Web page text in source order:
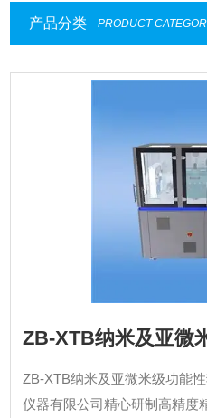
产品分类 PRODUCT
ZB-XTB纳米及亚微米级功能
仪器有限公司精心研制高精度